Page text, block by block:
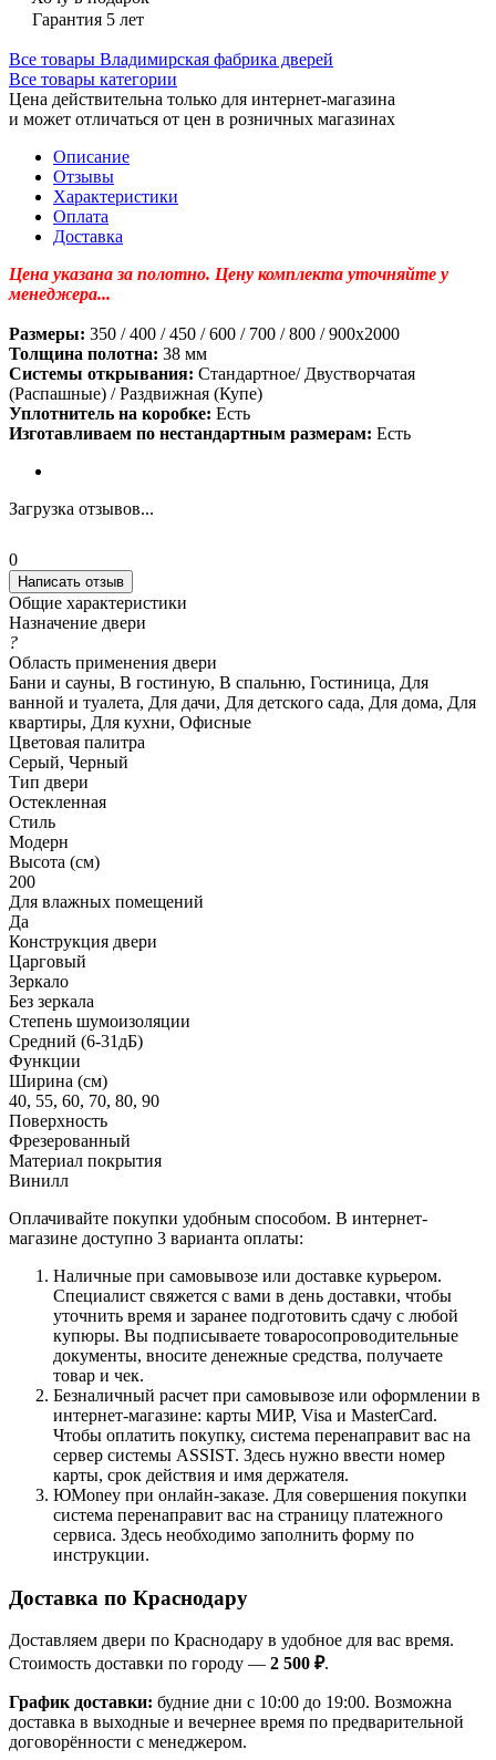
Гарантия 5 лет
Все товары Владимирская фабрика дверей
Все товары категории
Цена действительна только для интернет-магазина
и может отличаться от цен в розничных магазинах
Описание
Отзывы
Характеристики
Оплата
Доставка
Цена указана за полотно. Цену комплекта уточняйте у
менеджера...
Размеры: 350 / 400 / 450 / 600 / 700 / 800 / 900х2000
Толщина полотна: 38 мм
Системы открывания: Стандартное/ Двустворчатая
(Распашные) / Раздвижная (Купе)
Уплотнитель на коробке: Есть
Изготавливаем по нестандартным размерам: Есть
Загрузка отзывов...
0
Написать отзыв
Общие характеристики
Назначение двери
?
Область применения двери
Бани и сауны, В гостиную, В спальню, Гостиница, Для
ванной и туалета, Для дачи, Для детского сада, Для дома, Для
квартиры, Для кухни, Офисные
Цветовая палитра
Серый, Черный
Тип двери
Остекленная
Стиль
Модерн
Высота (см)
200
Для влажных помещений
Да
Конструкция двери
Царговый
Зеркало
Без зеркала
Степень шумоизоляции
Средний (6-31дБ)
Функции
Ширина (см)
40, 55, 60, 70, 80, 90
Поверхность
Фрезерованный
Материал покрытия
Винилл
Оплачивайте покупки удобным способом. В интернет-
магазине доступно 3 варианта оплаты:
Наличные при самовывозе или доставке курьером.
Специалист свяжется с вами в день доставки, чтобы
уточнить время и заранее подготовить сдачу с любой
купюры. Вы подписываете товаросопроводительные
документы, вносите денежные средства, получаете
товар и чек.
Безналичный расчет при самовывозе или оформлении в
интернет-магазине: карты МИР, Visa и MasterCard.
Чтобы оплатить покупку, система перенаправит вас на
сервер системы ASSIST. Здесь нужно ввести номер
карты, срок действия и имя держателя.
ЮMoney при онлайн-заказе. Для совершения покупки
система перенаправит вас на страницу платежного
сервиса. Здесь необходимо заполнить форму по
инструкции.
Доставка по Краснодару
Доставляем двери по Краснодару в удобное для вас время.
Стоимость доставки по городу — 2 500 ₽.
График доставки: будние дни с 10:00 до 19:00. Возможна
доставка в выходные и вечернее время по предварительной
договорённости с менеджером.